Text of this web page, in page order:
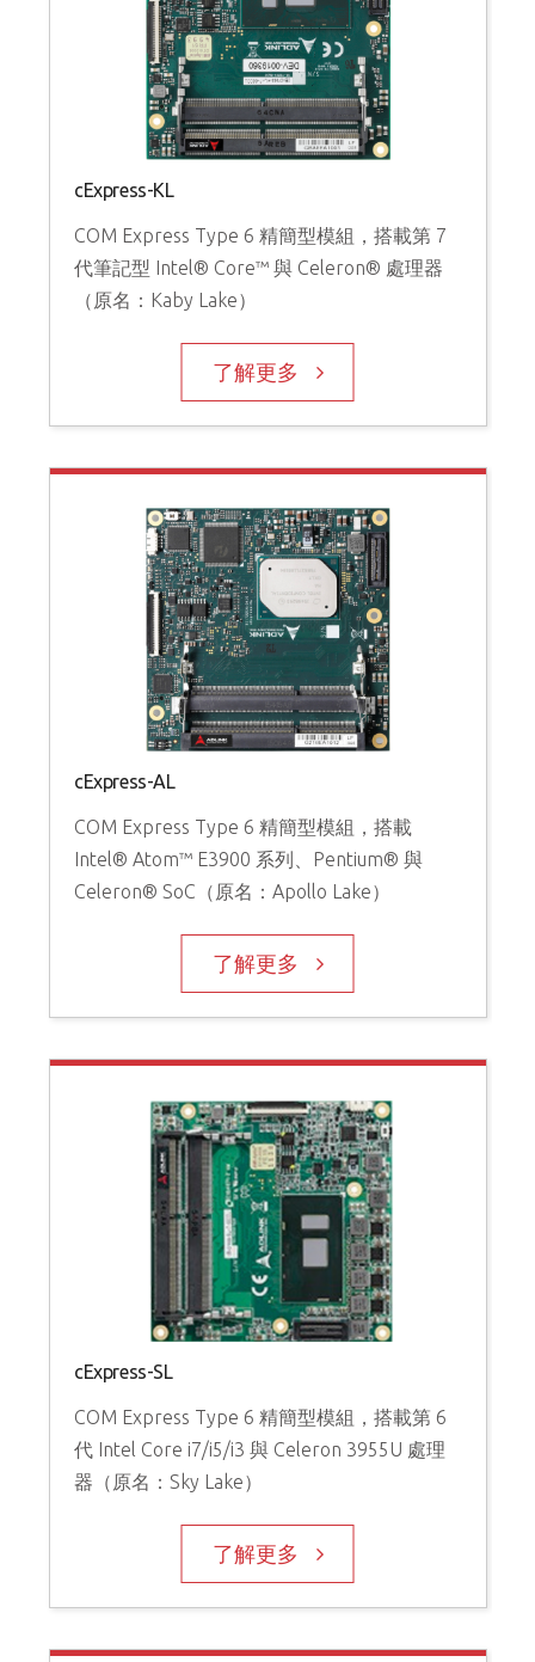
cExpress-KL
COM Express Type 6 精簡型模組，搭載第 7
代筆記型 Intel® Core™ 與 Celeron® 處理器
（原名：Kaby Lake）
了解更多
cExpress-AL
COM Express Type 6 精簡型模組，搭載
Intel® Atom™ E3900 系列、Pentium® 與
Celeron® SoC（原名：Apollo Lake）
了解更多
cExpress-SL
COM Express Type 6 精簡型模組，搭載第 6
代 Intel Core i7/i5/i3 與 Celeron 3955U 處理
器（原名：Sky Lake）
了解更多